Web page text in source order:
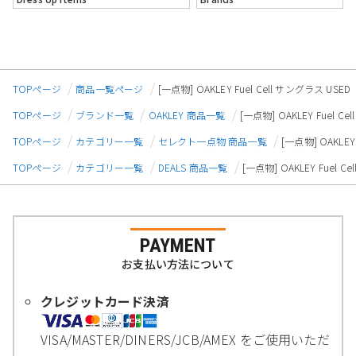
TOPページ 商品一覧ページ
[一点物] OAKLEY Fuel Cell サングラス USED
TOPページ
ブランド一覧 OAKLEY 商品一覧
[一点物] OAKLEY Fuel
TOPページ
カテゴリー一覧 セレクト一点物 商品一覧
[一点物]
TOPページ
カテゴリー一覧 DEALS 商品一覧 [一点物] OAKLEY Fuel
PAYMENT
お支払い方法について
クレジットカード決済
VISA/MASTER/DINERS/JCB/AMEX をご使用いただ